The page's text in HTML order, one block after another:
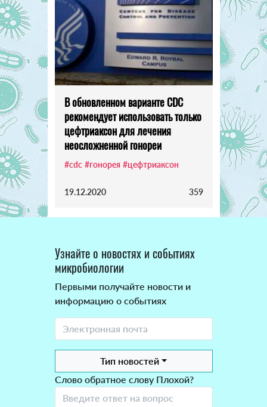
В обновленном варианте CDC
рекомендует использовать только
цефтриаксон для лечения
неосложненной гонореи
#cdc #гонорея #цефтриаксон
19.12.2020 359
Узнайте о новостях и событиях
микробиологии
Первыми получайте новости и
информацию о событиях
Тип новостей
Слово обратное слову Плохой?